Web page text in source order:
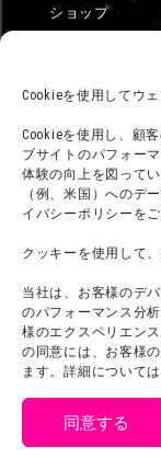
Cookieを使用してウ
Cookieを使用し、顧
ブサイトのパフォー
体験の向上を図って
（例、米国）へのデ
イバシーポリシーをご
クッキーを使用して
当社は、お客様のデ
のパフォーマンス分
様のエクスペリエン
の同意には、お客様
ます。詳細について
同意する
ショップ
団体利用につい
お問い合わせ
利用規約
プライバシーポ
プレスリリース